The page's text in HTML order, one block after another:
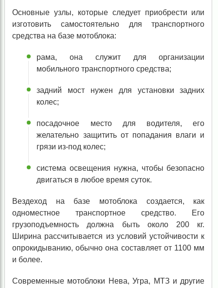
Основные узлы, которые следует приобрести или
изготовить самостоятельно для транспортного
средства на базе мотоблока:
рама, она служит для организации
мобильного транспортного средства;
задний мост нужен для установки задних
колес;
посадочное место для водителя, его
желательно защитить от попадания влаги и
грязи из-под колес;
система освещения нужна, чтобы безопасно
двигаться в любое время суток.
Вездеход на базе мотоблока создается, как
одноместное транспортное средство. Его
грузоподъемность должна быть около 200 кг.
Ширина рассчитывается из условий устойчивости к
опрокидыванию, обычно она составляет от 1100 мм
и более.
Современные мотоблоки Нева, Угра, МТЗ и другие